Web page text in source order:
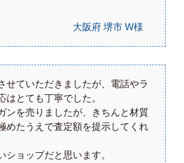
大阪府 堺市 W様
せていただきましたが、電話やラ
はとても丁寧でした。
ンを売りましたが、きちんと材質
めたうえで査定額を提示してくれ
ショップだと思います。